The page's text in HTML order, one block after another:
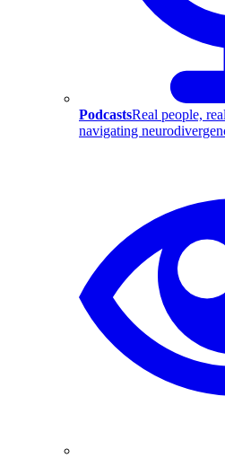
PodcastsReal people,
navigating